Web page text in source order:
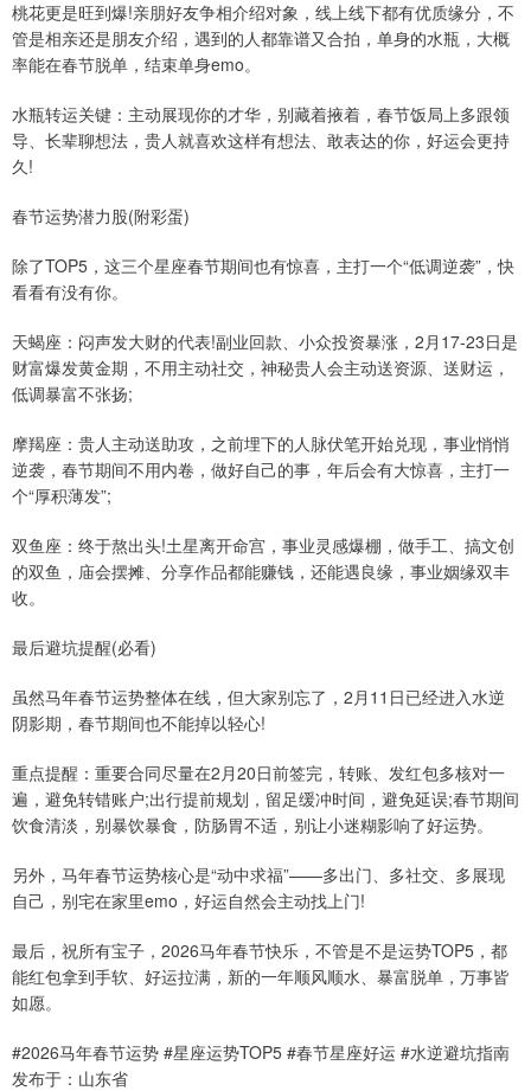
桃花更是旺到爆!亲朋好友争相介绍对象，线上线下都有优质缘分，不
管是相亲还是朋友介绍，遇到的人都靠谱又合拍，单身的水瓶，大概
率能在春节脱单，结束单身emo。
水瓶转运关键：主动展现你的才华，别藏着掖着，春节饭局上多跟领
导、长辈聊想法，贵人就喜欢这样有想法、敢表达的你，好运会更持
久!
春节运势潜力股(附彩蛋)
除了TOP5，这三个星座春节期间也有惊喜，主打一个“低调逆袭”，快
看看有没有你。
天蝎座：闷声发大财的代表!副业回款、小众投资暴涨，2月17-23日是
财富爆发黄金期，不用主动社交，神秘贵人会主动送资源、送财运，
低调暴富不张扬;
摩羯座：贵人主动送助攻，之前埋下的人脉伏笔开始兑现，事业悄悄
逆袭，春节期间不用内卷，做好自己的事，年后会有大惊喜，主打一
个“厚积薄发”;
双鱼座：终于熬出头!土星离开命宫，事业灵感爆棚，做手工、搞文创
的双鱼，庙会摆摊、分享作品都能赚钱，还能遇良缘，事业姻缘双丰
收。
最后避坑提醒(必看)
虽然马年春节运势整体在线，但大家别忘了，2月11日已经进入水逆
阴影期，春节期间也不能掉以轻心!
重点提醒：重要合同尽量在2月20日前签完，转账、发红包多核对一
遍，避免转错账户;出行提前规划，留足缓冲时间，避免延误;春节期间
饮食清淡，别暴饮暴食，防肠胃不适，别让小迷糊影响了好运势。
另外，马年春节运势核心是“动中求福”——多出门、多社交、多展现
自己，别宅在家里emo，好运自然会主动找上门!
最后，祝所有宝子，2026马年春节快乐，不管是不是运势TOP5，都
能红包拿到手软、好运拉满，新的一年顺风顺水、暴富脱单，万事皆
如愿。
#2026马年春节运势 #星座运势TOP5 #春节星座好运 #水逆避坑指南
发布于：山东省